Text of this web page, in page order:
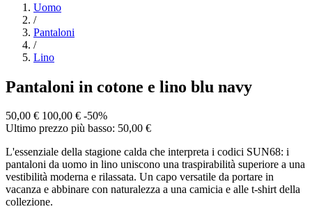
Uomo
/
Pantaloni
/
Lino
Pantaloni in cotone e lino blu navy
50,00 € 100,00 € -50%
Ultimo prezzo più basso: 50,00 €
L'essenziale della stagione calda che interpreta i codici SUN68: i
pantaloni da uomo in lino uniscono una traspirabilità superiore a una
vestibilità moderna e rilassata. Un capo versatile da portare in
vacanza e abbinare con naturalezza a una camicia e alle t-shirt della
collezione.